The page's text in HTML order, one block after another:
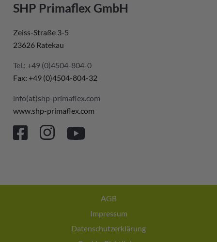
SHP Primaflex GmbH
Zeiss-Straße 3-5
23626 Ratekau
Tel.: +49 (0)4504-804-0
Fax: +49 (0)4504-804-32
info(at)shp-primaflex.com
www.shp-primaflex.com
AGB
Impressum
Datenschutzerklärung